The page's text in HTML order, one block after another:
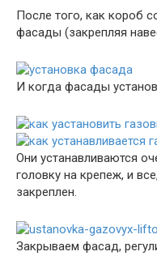
После того, как короб
фасады (закрепляя
И когда фасады
Они устанавливаются
головку на крепеж, и
закреплен.
Закрываем фасад,